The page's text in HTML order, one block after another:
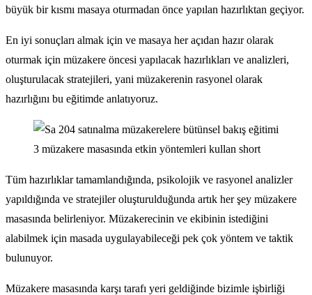
büyük bir kısmı masaya oturmadan önce yapılan hazırlıktan geçiyor.
En iyi sonuçları almak için ve masaya her açıdan hazır olarak
oturmak için müzakere öncesi yapılacak hazırlıkları ve analizleri,
oluşturulacak stratejileri, yani müzakerenin rasyonel olarak
hazırlığını bu eğitimde anlatıyoruz.
Tüm hazırlıklar tamamlandığında, psikolojik ve rasyonel analizler
yapıldığında ve stratejiler oluşturulduğunda artık her şey müzakere
masasında belirleniyor. Müzakerecinin ve ekibinin istediğini
alabilmek için masada uygulayabileceği pek çok yöntem ve taktik
bulunuyor.
Müzakere masasında karşı tarafı yeri geldiğinde bizimle işbirliği